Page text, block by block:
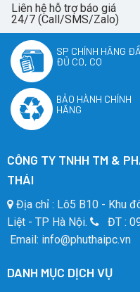
Liên hệ hỗ trợ báo giá
24/7 (Call/SMS/Zalo)
SP CHÍNH HÃNG
ĐỦ CO, CQ
BẢO HÀNH CHÍNH
HÃNG
CÔNG TY TNHH TM &
THÁI
Địa chỉ : Lô5 B10 - Khu
Liệt - TP Hà Nội.
ĐT :
Email: info@phuthaipc.vn
DANH MỤC DỊCH VỤ